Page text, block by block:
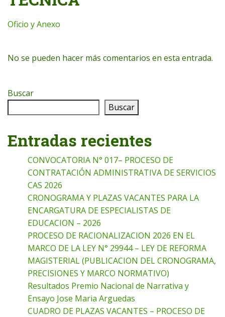
Oficio y Anexo
No se pueden hacer más comentarios en esta entrada.
Buscar
Buscar
Entradas recientes
CONVOCATORIA N° 017– PROCESO DE
CONTRATACIÓN ADMINISTRATIVA DE SERVICIOS
CAS 2026
CRONOGRAMA Y PLAZAS VACANTES PARA LA
ENCARGATURA DE ESPECIALISTAS DE
EDUCACION – 2026
PROCESO DE RACIONALIZACION 2026 EN EL
MARCO DE LA LEY N° 29944 – LEY DE REFORMA
MAGISTERIAL (PUBLICACION DEL CRONOGRAMA,
PRECISIONES Y MARCO NORMATIVO)
Resultados Premio Nacional de Narrativa y
Ensayo Jose Maria Arguedas
CUADRO DE PLAZAS VACANTES – PROCESO DE